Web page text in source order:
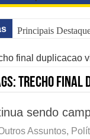
Principais
O Que Está Por
Como Resolver a
Copom e Itaú
final duplicacao
trecho final
sendo
Assuntos,